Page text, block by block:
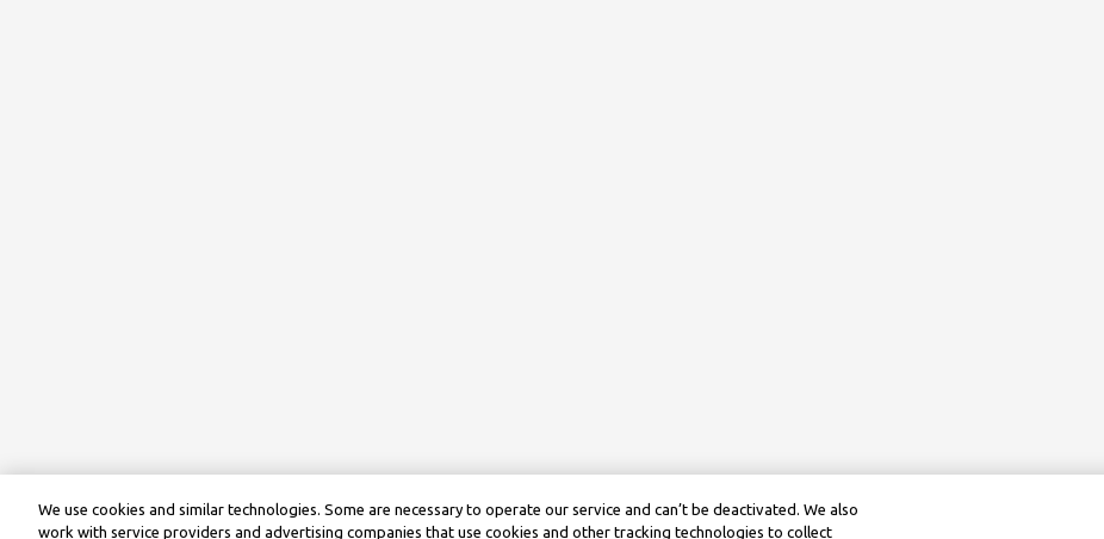
We use cookies and similar technologies. Some are necessary to operate our service and can’t be deactivated. We also
work with service providers and advertising companies that use cookies and other tracking technologies to collect